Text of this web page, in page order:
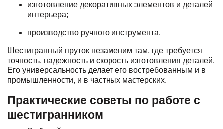
изготовление декоративных элементов и деталей
интерьера;
производство ручного инструмента.
Шестигранный пруток незаменим там, где требуется
точность, надежность и скорость изготовления деталей.
Его универсальность делает его востребованным и в
промышленности, и в частных мастерских.
Практические советы по работе с
шестигранником